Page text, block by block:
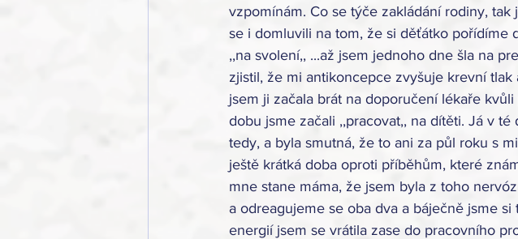
vzpomínám. Co se týče zakládání rodiny,
se i domluvili na tom, že si děťátko pořídíme
,,na svolení,, ...až jsem jednoho dne šla na
zjistil, že mi antikoncepce zvyšuje krevní
jsem ji začala brát na doporučení lékaře
dobu jsme začali ,,pracovat,, na dítěti. Já v
tedy, a byla smutná, že to ani za půl roku s
ještě krátká doba oproti příběhům, které
mne stane máma, že jsem byla z toho
a odreagujeme se oba dva a báječně jsme
energií jsem se vrátila zase do pracovního